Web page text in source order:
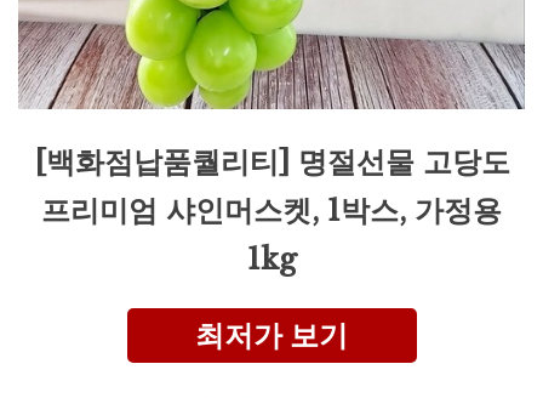
[백화점납품퀄리티] 명절선물 고당도
프리미엄 샤인머스켓, 1박스, 가정용
1kg
최저가 보기